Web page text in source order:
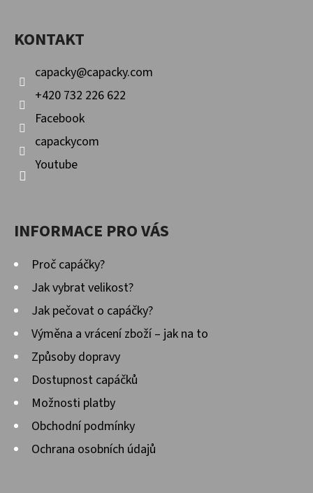
KONTAKT
capacky@capacky.com
+420 732 226 622
Facebook
capackycom
Youtube
INFORMACE PRO VÁS
Proč capáčky?
Jak vybrat velikost?
Jak pečovat o capáčky?
Výměna a vrácení zboží – jak na to
Způsoby dopravy
Dostupnost capáčků
Možnosti platby
Obchodní podmínky
Ochrana osobních údajů